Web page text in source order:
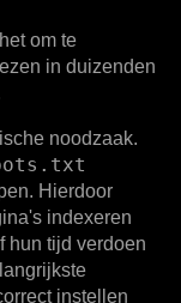
om te
in duizenden
noodzaak.
Hierdoor
indexeren
hun tijd verdoen
instellen